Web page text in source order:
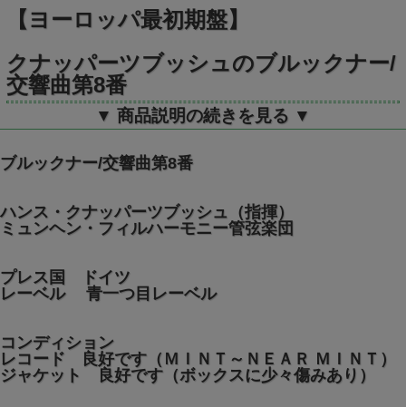
【ヨーロッパ最初期盤】
クナッパーツブッシュのブルックナー/
交響曲第8番
独CBS S72486/487 STEREO 2LP
▼ 商品説明の続きを見る ▼
ブルックナー/交響曲第8番
ハンス・クナッパーツブッシュ（指揮）
ミュンヘン・フィルハーモニー管弦楽団
プレス国 ドイツ
レーベル 青一つ目レーベル
コンディション
レコード 良好です（ＭＩＮＴ～ＮＥＡＲ ＭＩＮＴ）
ジャケット 良好です（ボックスに少々傷みあり）